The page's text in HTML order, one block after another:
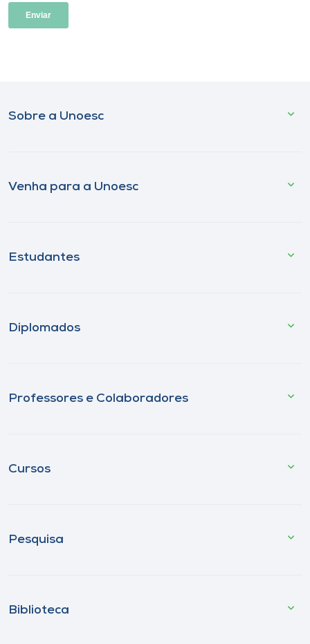
Sobre a Unoesc
Venha para a Unoesc
Estudantes
Diplomados
Professores e Colaboradores
Cursos
Pesquisa
Biblioteca